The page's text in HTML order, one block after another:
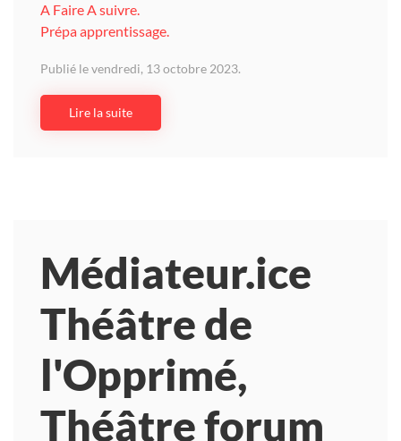
A Faire A suivre.
Prépa apprentissage.
Publié le vendredi, 13 octobre 2023.
Lire la suite
Médiateur.ice
Théâtre de
l'Opprimé,
Théâtre forum